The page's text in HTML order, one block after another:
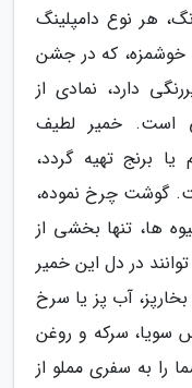
هر نوع دامپلینگ
خوشمزه، که در جشن
دارد، نمادی از
است. خمیر لطیف
یا برنج تهیه گردد،
گوشت چرخ نموده،
ها، تنها بخشی از
در دل این خمیر
آب پز یا سرخ
سرکه و روغن
را به سفری مملو از